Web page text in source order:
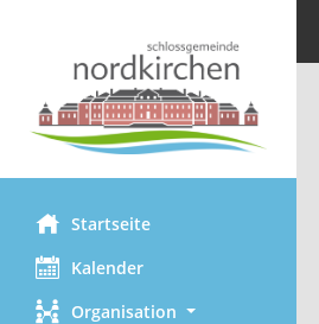
Startseite
Kalender
Organisation